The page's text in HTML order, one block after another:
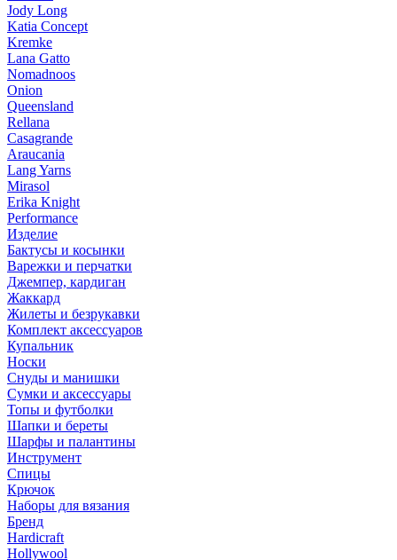
Jody Long
Katia Concept
Kremke
Lana Gatto
Nomadnoos
Onion
Queensland
Rellana
Casagrande
Araucania
Lang Yarns
Mirasol
Erika Knight
Performance
Изделие
Бактусы и косынки
Варежки и перчатки
Джемпер, кардиган
Жаккард
Жилеты и безрукавки
Комплект аксессуаров
Купальник
Носки
Снуды и манишки
Сумки и аксессуары
Топы и футболки
Шапки и береты
Шарфы и палантины
Инструмент
Спицы
Крючок
Наборы для вязания
Бренд
Hardicraft
Hollywool